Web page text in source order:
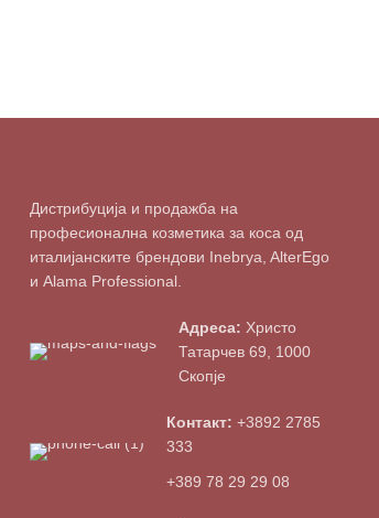
Дистрибуција и продажба на
професионална козметика за коса од
италијанските брендови Inebrya, AlterEgo
и Alama Professional.
Адреса: Христо
Татарчев 69, 1000
Скопје
Контакт: +3892 2785
333
+389 78 29 29 08